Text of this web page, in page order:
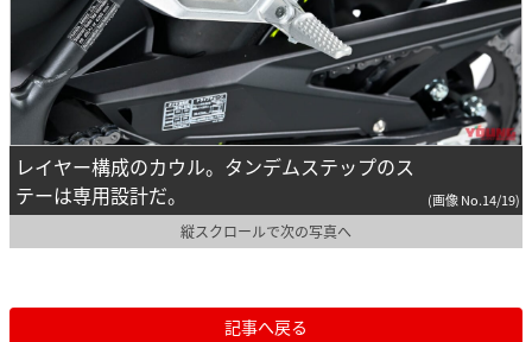
レイヤー構成のカウル。タンデムステップのス
テーは専用設計だ。
(画像 No.14/19)
縦スクロールで次の写真へ
記事へ戻る